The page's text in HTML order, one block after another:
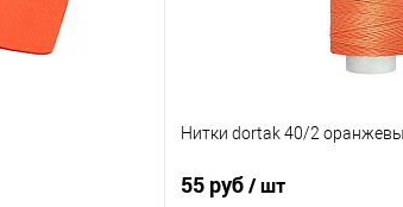
Нитки dortak 40/2
55 руб/ шт